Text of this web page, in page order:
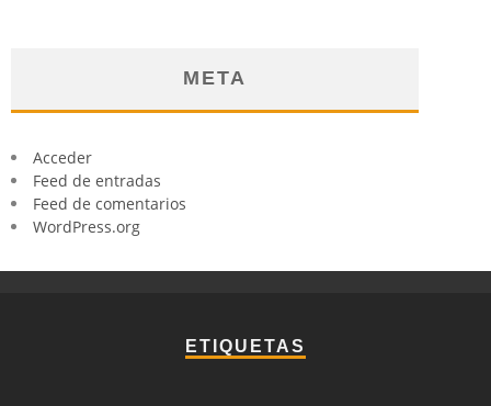
META
Acceder
Feed de entradas
Feed de comentarios
WordPress.org
ETIQUETAS